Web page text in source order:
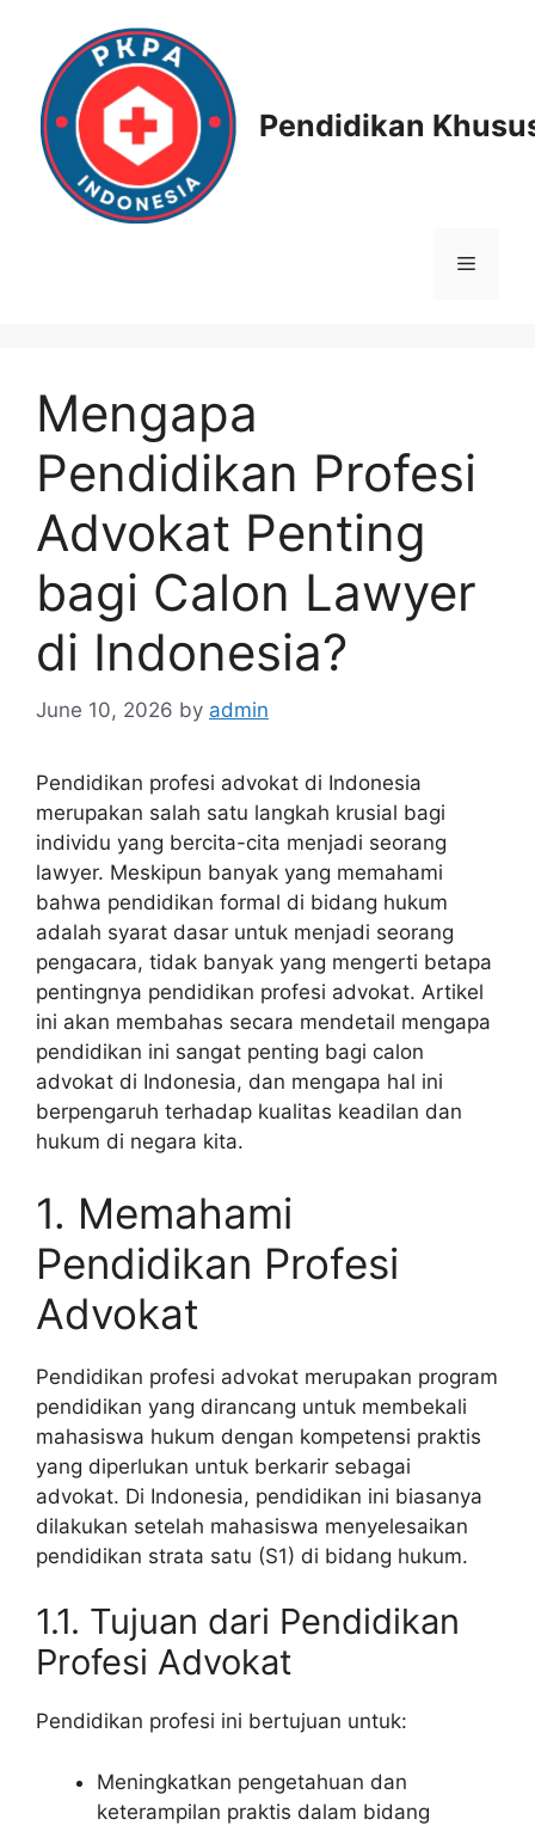
content
Pendidikan
Menu
Mengapa
Pendidikan Profesi
Advokat Penting
bagi Calon Lawyer
di Indonesia?
June 10, 2026 by admin
Pendidikan profesi advokat di Indonesia
merupakan salah satu langkah krusial bagi
individu yang bercita-cita menjadi seorang
lawyer. Meskipun banyak yang memahami
bahwa pendidikan formal di bidang hukum
adalah syarat dasar untuk menjadi seorang
pengacara, tidak banyak yang mengerti betapa
pentingnya pendidikan profesi advokat. Artikel
ini akan membahas secara mendetail mengapa
pendidikan ini sangat penting bagi calon
advokat di Indonesia, dan mengapa hal ini
berpengaruh terhadap kualitas keadilan dan
hukum di negara kita.
1. Memahami
Pendidikan Profesi
Advokat
Pendidikan profesi advokat merupakan program
pendidikan yang dirancang untuk membekali
mahasiswa hukum dengan kompetensi praktis
yang diperlukan untuk berkarir sebagai
advokat. Di Indonesia, pendidikan ini biasanya
dilakukan setelah mahasiswa menyelesaikan
pendidikan strata satu (S1) di bidang hukum.
1.1. Tujuan dari Pendidikan
Profesi Advokat
Pendidikan profesi ini bertujuan untuk:
Meningkatkan pengetahuan dan
keterampilan praktis dalam bidang